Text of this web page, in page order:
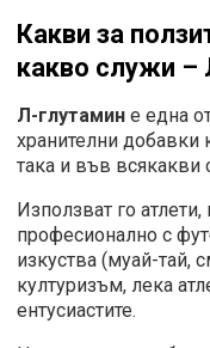
Какви за
какво служи –
Л-глутамин е една
хранителни добавки
така и във всякакви
Използват го
професионално с
изкуства (муай-тай,
културизъм, лека
ентусиастите.